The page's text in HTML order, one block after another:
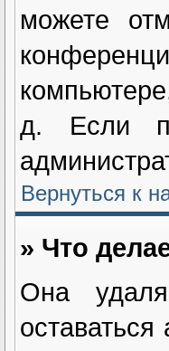
можете
д. Если
Вернуться к
» Что
Она